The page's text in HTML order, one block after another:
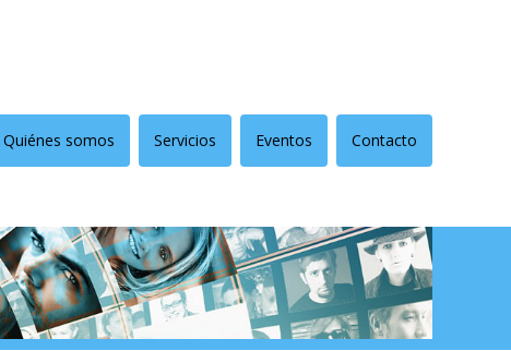
Quiénes somos Servicios Eventos Contacto